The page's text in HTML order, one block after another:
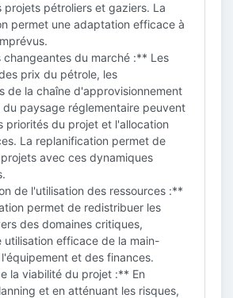
projets pétroliers et gaziers. La
permet une adaptation efficace à
changeantes du marché :** Les
prix du pétrole, les
de la chaîne d'approvisionnement
paysage réglementaire peuvent
priorités du projet et l'allocation
La replanification permet de
avec ces dynamiques
de l'utilisation des ressources :**
permet de redistribuer les
des domaines critiques,
utilisation efficace de la main-
et des finances.
la viabilité du projet :** En
et en atténuant les risques,